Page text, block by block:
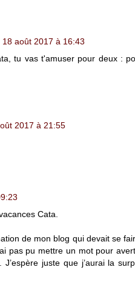
18 août 2017 à 16:43
tu vas t'amuser pour deux :
2017 à 21:55
Cata.
de mon blog qui devait se
pas pu mettre un mot pour
J’espère juste que j’aurai la